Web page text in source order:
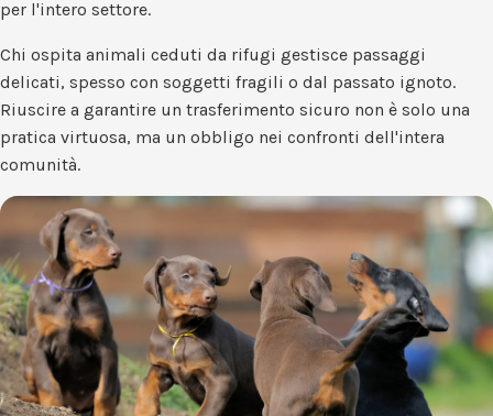
per l'intero settore.
Chi ospita animali ceduti da rifugi gestisce passaggi
delicati, spesso con soggetti fragili o dal passato ignoto.
Riuscire a garantire un trasferimento sicuro non è solo una
pratica virtuosa, ma un obbligo nei confronti dell'intera
comunità.